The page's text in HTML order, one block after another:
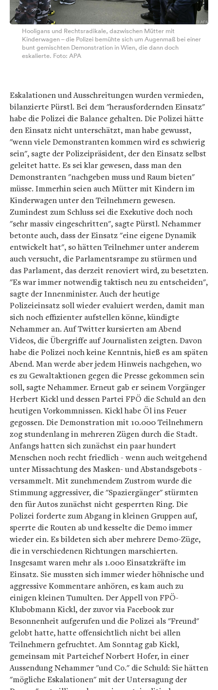
Hooligans und Rechtsradikale, dazwischen Mütter mit
Kinderwagen – die Polizei bemühte sich um Augenmaß bei einer
bunt gemischten Demonstration in Wien, die dann doch
eskalierte. Foto: APA
Eskalationen und Ausschreitungen wurden vermieden,
bilanzierte Pürstl. Bei dem "herausfordernden Einsatz"
habe die Polizei die Balance gehalten. Die Polizei hätte
den Einsatz nicht unterschätzt, man habe gewusst,
"wenn viele Demonstranten kommen wird es schwierig
sein", sagte der Polizeipräsident, der den Einsatz selbst
geleitet hatte. Es sei klar gewesen, dass man den
Demonstranten "nachgeben muss und Raum bieten"
müsse. Immerhin seien auch Mütter mit Kindern im
Kinderwagen unter den Teilnehmern gewesen.
Zumindest zum Schluss sei die Exekutive doch noch
"sehr massiv eingeschritten", sagte Pürstl. Nehammer
betonte auch, dass der Einsatz "eine eigene Dynamik
entwickelt hat", so hätten Teilnehmer unter anderem
auch versucht, die Parlamentsrampe zu stürmen und
das Parlament, das derzeit renoviert wird, zu besetzten.
"Es war immer notwendig taktisch neu zu entscheiden",
sagte der Innenminister. Auch der heutige
Polizeieinsatz soll wieder evaluiert werden, damit man
sich noch effizienter aufstellen könne, kündigte
Nehammer an. Auf Twitter kursierten am Abend
Videos, die Übergriffe auf Journalisten zeigten. Davon
habe die Polizei noch keine Kenntnis, hieß es am späten
Abend. Man werde aber jedem Hinweis nachgehen, wo
es zu Gewaltaktionen gegen die Presse gekommen sein
soll, sagte Nehammer. Erneut gab er seinem Vorgänger
Herbert Kickl und dessen Partei FPÖ die Schuld an den
heutigen Vorkommnissen. Kickl habe Öl ins Feuer
gegossen. Die Demonstration mit 10.000 Teilnehmern
zog stundenlang in mehreren Zügen durch die Stadt.
Anfangs hatten sich zunächst ein paar hundert
Menschen noch recht friedlich - wenn auch weitgehend
unter Missachtung des Masken- und Abstandsgebots -
versammelt. Mit zunehmendem Zustrom wurde die
Stimmung aggressiver, die "Spaziergänger" stürmten
den für Autos zunächst nicht gesperrten Ring. Die
Polizei forderte zum Abgang in kleinen Gruppen auf,
sperrte die Routen ab und kesselte die Demo immer
wieder ein. Es bildeten sich aber mehrere Demo-Züge,
die in verschiedenen Richtungen marschierten.
Insgesamt waren mehr als 1.000 Einsatzkräfte im
Einsatz. Sie mussten sich immer wieder höhnische und
aggressive Kommentare anhören, es kam auch zu
einigen kleinen Tumulten. Der Appell von FPÖ-
Klubobmann Kickl, der zuvor via Facebook zur
Besonnenheit aufgerufen und die Polizei als "Freund"
gelobt hatte, hatte offensichtlich nicht bei allen
Teilnehmern gefruchtet. Am Sonntag gab Kickl,
gemeinsam mit Parteichef Norbert Hofer, in einer
Aussendung Nehammer "und Co." die Schuld: Sie hätten
"mögliche Eskalationen" mit der Untersagung der